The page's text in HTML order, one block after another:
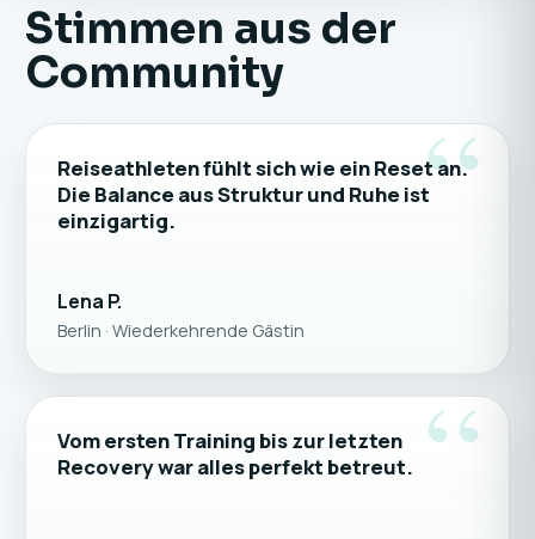
Stimmen aus der
Community
“
Reiseathleten fühlt sich wie ein Reset an.
Die Balance aus Struktur und Ruhe ist
einzigartig.
Lena P.
Berlin · Wiederkehrende Gästin
“
Vom ersten Training bis zur letzten
Recovery war alles perfekt betreut.